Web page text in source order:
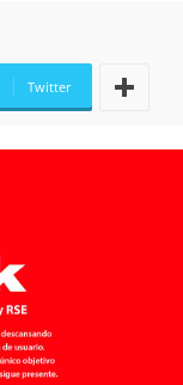
Twitter